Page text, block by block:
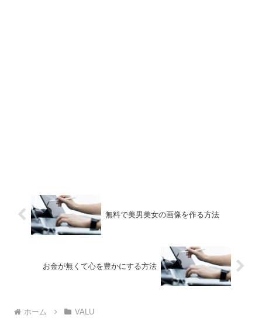
無料で美男美女の画像を作る方法
お金が無くて心を豊かにする方法
ホーム VALU